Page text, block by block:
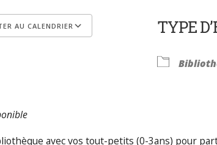
AU CALENDRIER TYPE
avec vos tout-petits (0-3ans) pour